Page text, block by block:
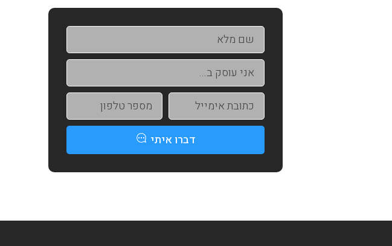
דברו איתי